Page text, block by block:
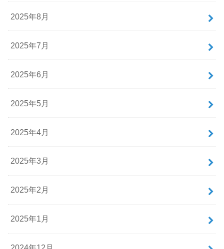
2025年8月
2025年7月
2025年6月
2025年5月
2025年4月
2025年3月
2025年2月
2025年1月